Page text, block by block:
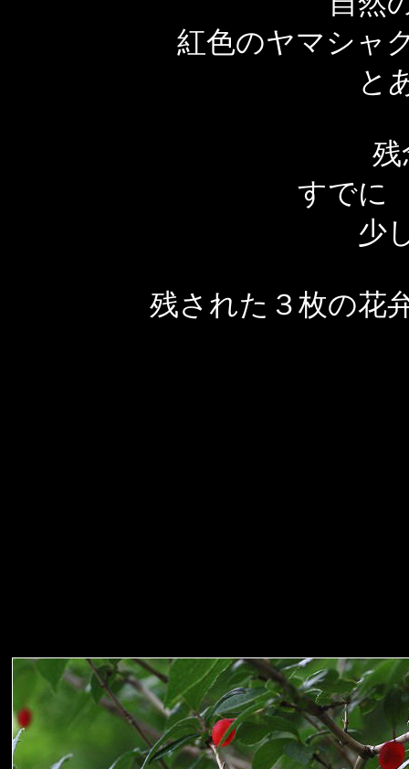
紅色のヤマシャ
と
残
すでに
少
残された３枚の花